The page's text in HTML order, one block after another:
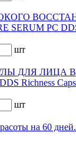
SERUM PC
шт
ДЛЯ ЛИЦА
Richness
шт
на 60 дней.